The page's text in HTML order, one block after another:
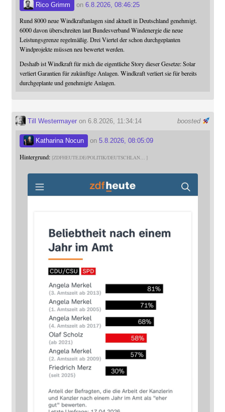
Rico Grimm on 6.8.2026, 08:46:25
Rund 8000 neue Windkraftanlagen sind aktuell in Deutschland genehmigt.
6000 davon überschreiten laut Bundesverband Windenergie die neue
Leistungsgrenze regelmäßig. Drei Viertel der schon durchgeplanten
Windprojekte müssen neu bewertet werden.
Deshalb ist Windkraft für mich die eigentliche Story dieser Gesetze: Solar
verliert Garantien für zukünftige Anlagen. Windkraft verliert sie für bereits
durchgeplante und genehmigte Anlagen.
boosted
Till Westermayeron 6.8.2026, 11:34:14
Katharina Nocun on 5.8.2026, 08:05:09
Hintergrund: ZDFHEUTE.DE/POLITIK/DEUTSCHLAN